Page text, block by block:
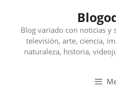
contenidoBlog variado con noticias y
televisión, arte, ciencia,
naturaleza, historia,